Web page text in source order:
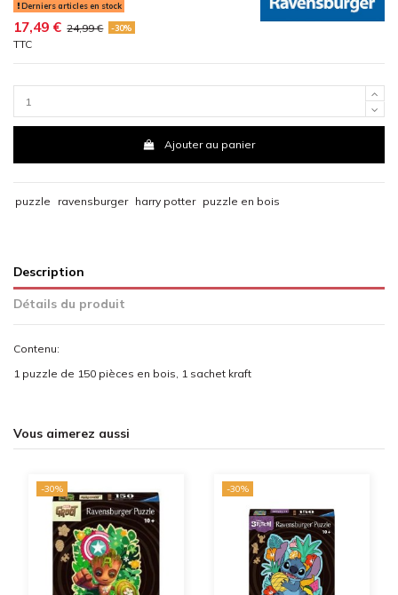
Derniers articles en stock
17,49 € 24,99 € -30%
TTC
Ajouter au panier
puzzle ravensburger harry potter puzzle en bois
Description
Détails du produit
Contenu:
1 puzzle de 150 pièces en bois, 1 sachet kraft
Vous aimerez aussi
-30% -30%